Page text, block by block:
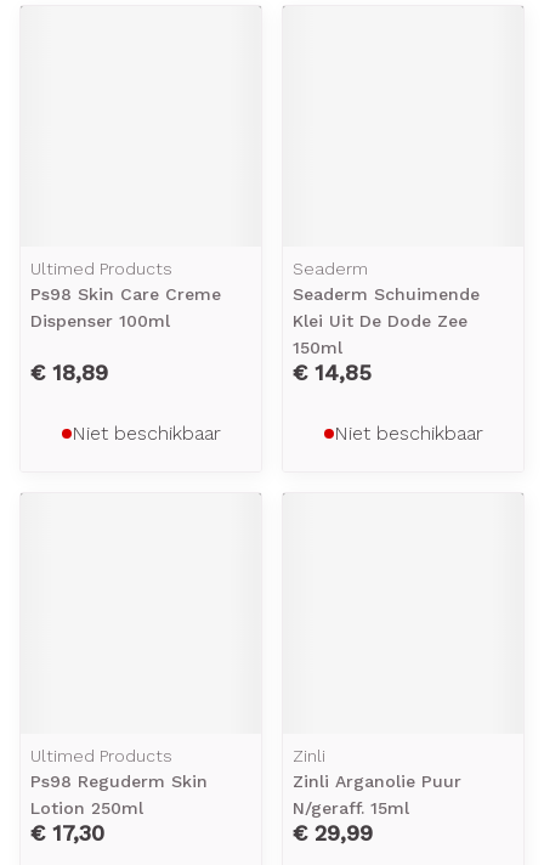
Ultimed Products
Ps98 Skin Care Creme
Dispenser 100ml
€ 18,89
Niet beschikbaar
Seaderm
Seaderm Schuimende
Klei Uit De Dode Zee
150ml
€ 14,85
Niet beschikbaar
Ultimed Products
Ps98 Reguderm Skin
Lotion 250ml
€ 17,30
Zinli
Zinli Arganolie Puur
N/geraff. 15ml
€ 29,99